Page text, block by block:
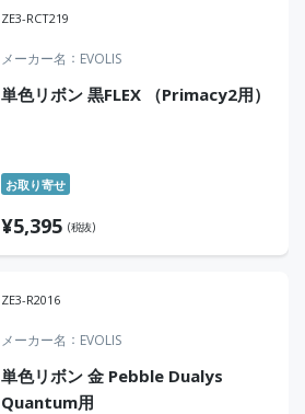
ZE3-RCT219
メーカー名 EVOLIS
単色リボン 黒FLEX （Primacy2用）
お取り寄せ
¥5,395 (税抜)
ZE3-R2016
メーカー名 EVOLIS
単色リボン 金 Pebble Dualys
Quantum用